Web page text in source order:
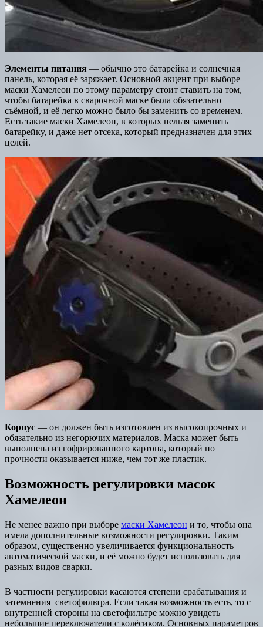
Элементы питания — обычно это батарейка и солнечная
панель, которая её заряжает. Основной акцент при выборе
маски Хамелеон по этому параметру стоит ставить на том,
чтобы батарейка в сварочной маске была обязательно
съёмной, и её легко можно было бы заменить со временем.
Есть такие маски Хамелеон, в которых нельзя заменить
батарейку, и даже нет отсека, который предназначен для этих
целей.
Корпус — он должен быть изготовлен из высокопрочных и
обязательно из негорючих материалов. Маска может быть
выполнена из гофрированного картона, который по
прочности оказывается ниже, чем тот же пластик.
Возможность регулировки масок
Хамелеон
Не менее важно при выборе маски Хамелеон и то, чтобы она
имела дополнительные возможности регулировки. Таким
образом, существенно увеличивается функциональность
автоматической маски, и её можно будет использовать для
разных видов сварки.
В частности регулировки касаются степени срабатывания и
затемнения светофильтра. Если такая возможность есть, то с
внутренней стороны на светофильтре можно увидеть
небольшие переключатели с колёсиком. Основных параметров